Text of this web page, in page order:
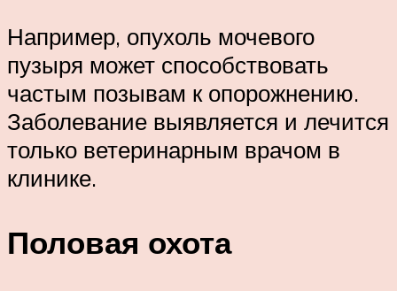
Например, опухоль мочевого
пузыря может способствовать
частым позывам к опорожнению.
Заболевание выявляется и лечится
только ветеринарным врачом в
клинике.
Половая охота